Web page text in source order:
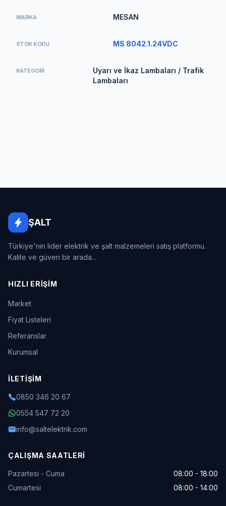
MARKA MESAN
STOK KODU MS 8042.1.24VDC
KATEGORI
Uyarı ve İkaz Lambaları / Trafik
Lambaları
ŞALT
Türkiye'nin lider elektrik ve şalt malzemeleri satış platformu.
Kalite ve güven bir arada...
HIZLI ERIŞIM
Market
Fiyat Listeleri
Referanslar
Kurumsal
İLETIŞIM
0850 346 20 67
0554 547 72 20
info@saltelektrik.com
ÇALIŞMA SAATLERI
Pazartesi - Cuma
08:00 - 18:00
Cumartesi
08:00 - 14:00